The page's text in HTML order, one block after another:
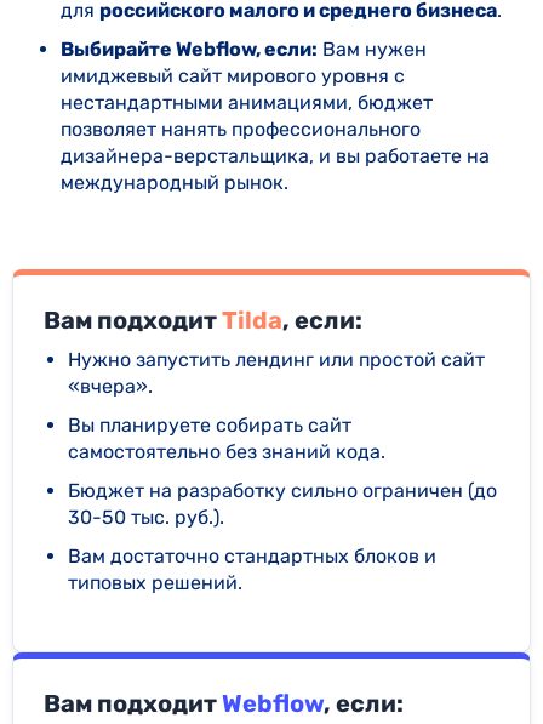
для российского малого и среднего бизнеса.
Выбирайте Webflow, если: Вам нужен
имиджевый сайт мирового уровня с
нестандартными анимациями, бюджет
позволяет нанять профессионального
дизайнера-верстальщика, и вы работаете на
международный рынок.
Вам подходитTilda, если:
Нужно запустить лендинг или простой сайт
«вчера».
Вы планируете собирать сайт
самостоятельно без знаний кода.
Бюджет на разработку сильно ограничен (до
30-50 тыс. руб.).
Вам достаточно стандартных блоков и
типовых решений.
Вам подходитWebflow, если: